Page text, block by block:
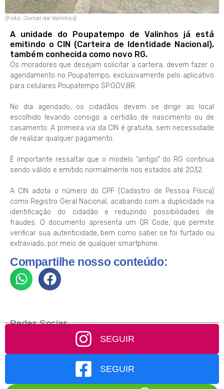
(Foto: Jornal de Valinhos)
A unidade do Poupatempo de Valinhos já está
emitindo o CIN (Carteira de Identidade Nacional),
também conhecida como novo RG.
Os moradores que desejam solicitar a carteira, devem fazer o
agendamento no Poupatempo, exclusivamente pelo aplicativo
para celulares Poupatempo SP.GOV.BR.
No dia agendado, os cidadãos devem se dirigir ao local
escolhido levando consigo a certidão de nascimento ou de
casamento. A primeira via da CIN é gratuita, sem necessidade
de realizar qualquer pagamento.
É importante ressaltar que o modelo “antigo” do RG continua
sendo válido e emitido normalmente nos estados até 2032.
A CIN adota o número do CPF (Cadastro de Pessoa Física)
como Registro Geral Nacional, acabando com a duplicidade na
identificação do cidadão e reduzindo possibilidades de
fraudes. O documento apresenta um QR Code, que permite
verificar sua autenticidade, bem como saber se foi furtado ou
extraviado, por meio de qualquer smartphone.
Compartilhe nosso conteúdo:
Redes Socias
SEGUIR
SEGUIR